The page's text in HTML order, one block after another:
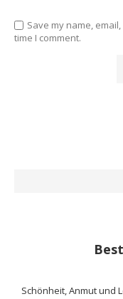
Save my name,
time I comment.
Schönheit, Anmut und